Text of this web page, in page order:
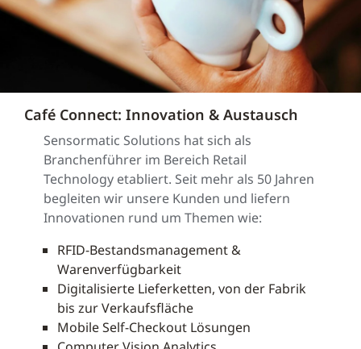
Café Connect: Innovation & Austausch
Sensormatic Solutions hat sich als
Branchenführer im Bereich Retail
Technology etabliert. Seit mehr als 50 Jahren
begleiten wir unsere Kunden und liefern
Innovationen rund um Themen wie:
RFID-Bestandsmanagement &
Warenverfügbarkeit
Digitalisierte Lieferketten, von der Fabrik
bis zur Verkaufsfläche
Mobile Self-Checkout Lösungen